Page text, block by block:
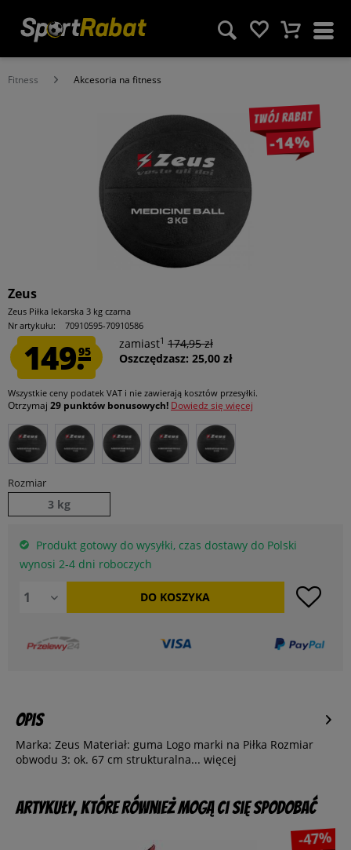
Fitness Akcesoria na fitness
Twój rabat
-14%
Zeus
Zeus Piłka lekarska 3 kg czarna
Nr artykułu:
70910595-70910586
149.95
zamiast1 174,95 zł
Oszczędzasz: 25,00 zł
Wszystkie ceny podatek VAT i nie zawierają kosztów przesyłki.
Otrzymaj 29 punktów bonusowych! Dowiedz się więcej
Rozmiar
3 kg
Produkt gotowy do wysyłki, czas dostawy do Polski
wynosi 2-4 dni roboczych
DO KOSZYKA
Opis
Marka: Zeus Materiał: guma Logo marki na Piłka Rozmiar
obwodu 3: ok. 67 cm strukturalna... więcej
Artykuły, które również mogą Ci się spodobać
-47%